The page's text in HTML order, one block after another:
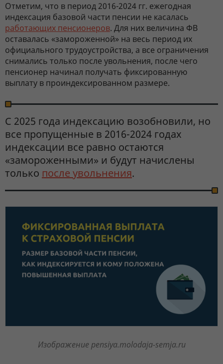
Отметим, что в период 2016-2024 гг. ежегодная
индексация базовой части пенсии не касалась
работающих пенсионеров. Для них величина ФВ
оставалась «замороженной» на весь период их
официального трудоустройства, а все ограничения
снимались только после увольнения, после чего
пенсионер начинал получать фиксированную
выплату в проиндексированном размере.
С 2025 года индексацию возобновили, но
все пропущенные в 2016-2024 годах
индексации все равно остаются
«замороженными» и будут начислены
только после увольнения.
Изображение pensiya.molodaja-semja.ru